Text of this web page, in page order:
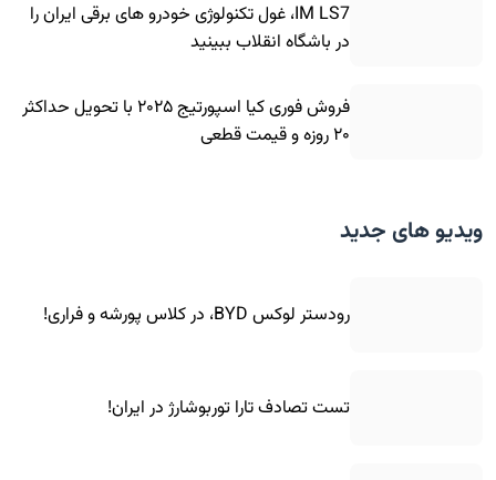
IM LS7، غول تکنولوژی خودرو های برقی ایران را
در باشگاه انقلاب ببینید
فروش فوری کیا اسپورتیج ۲۰۲۵ با تحویل حداکثر
۲۰ روزه و قیمت قطعی
ویدیو های جدید
رودستر لوکس BYD، در کلاس پورشه و فراری!
تست تصادف تارا توربوشارژ در ایران!